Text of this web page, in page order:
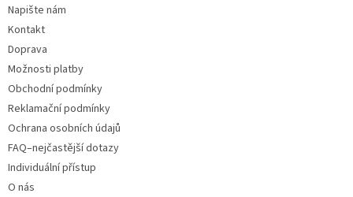
Napište nám
Kontakt
Doprava
Možnosti platby
Obchodní podmínky
Reklamační podmínky
Ochrana osobních údajů
FAQ–nejčastější dotazy
Individuální přístup
O nás